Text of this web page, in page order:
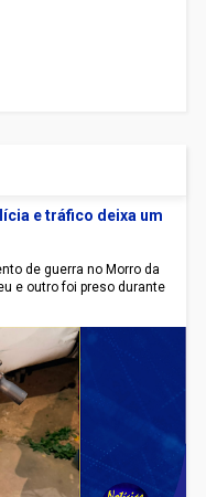
e tráfico deixa um
de guerra no Morro da
e outro foi preso durante